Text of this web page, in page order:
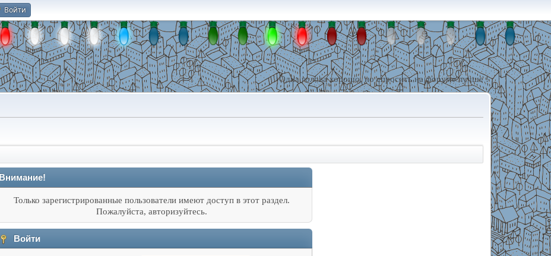
Войти
Одна голова хорошо, но спросить на форуме лучше !
Внимание!
Только зарегистрированные пользователи имеют доступ в этот раздел.
Пожалуйста, авторизуйтесь.
Войти